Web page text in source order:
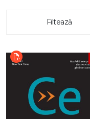
Filtează